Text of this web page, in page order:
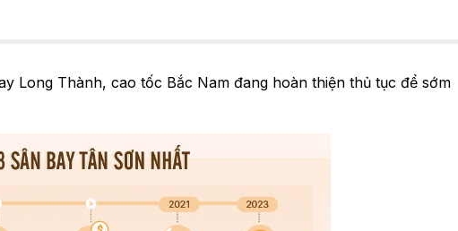
Long Thành, cao tốc Bắc Nam đang hoàn thiện thủ tục để sớm